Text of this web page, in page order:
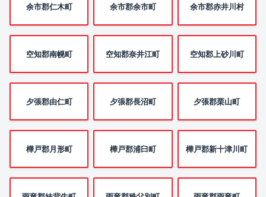
余市郡仁木町 余市郡余市町 余市郡赤井川村
空知郡南幌町 空知郡奈井江町 空知郡上砂川町
夕張郡由仁町 夕張郡長沼町 夕張郡栗山町
樺戸郡月形町 樺戸郡浦臼町 樺戸郡新十津川町